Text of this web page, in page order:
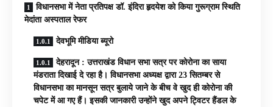
विधानसभा में नेता प्रतिपक्ष डॉ. इंदिरा हृदयेश को किया गुरूग्राम स्थिति
मेदांता अस्पताल रेफर
देवभूमि मीडिया ब्यूरो
देहरादून : उत्तराखंड विधान सभा सत्र पर कोरोना का साया
मंडराता दिखाई दे रहा है। विधानसभा अध्यक्ष द्वारा 23 सितम्बर से
विधानसभा का मानसून सत्र बुलाये जाने के बीच वे खुद ही कोरोना की
चपेट में आ गए हैं। इसकी जानकारी उन्होंने खुद अपने ट्विटर हैंडल के